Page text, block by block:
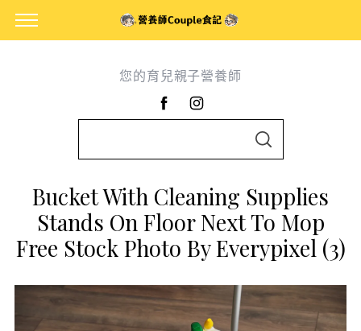
您的育兒親子營養師
r
c
h
o
r
S
H
Bucket With Cleaning Supplies
Stands On Floor Next To Mop
Free Stock Photo By Everypixel (3)